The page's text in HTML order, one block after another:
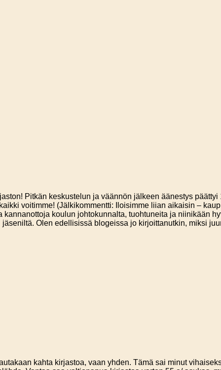
Pitkän keskustelun ja väännön jälkeen äänestys
voitimme! (Jälkikommentti: Iloisimme liian aikaisin –
koulun johtokunnalta, tuohtuneita ja niinikään
Olen edellisissä blogeissa jo kirjoittanutkin, miksi
kahta kirjastoa, vaan yhden. Tämä sai minut